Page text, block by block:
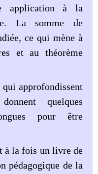
application à la
La somme de
ce qui mène à
et au théorème
approfondissent
quelques
pour être
à la fois un livre de
pédagogique de la